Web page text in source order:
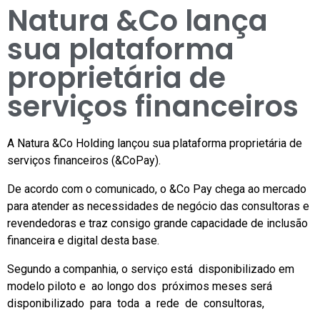
Natura &Co lança
sua plataforma
proprietária de
serviços financeiros
A Natura &Co Holding lançou sua plataforma proprietária de
serviços financeiros (&CoPay).
De acordo com o comunicado, o &Co Pay chega ao mercado
para atender as necessidades de negócio das consultoras e
revendedoras e traz consigo grande capacidade de inclusão
financeira e digital desta base.
Segundo a companhia, o serviço está disponibilizado em
modelo piloto e ao longo dos próximos meses será
disponibilizado para toda a rede de consultoras,